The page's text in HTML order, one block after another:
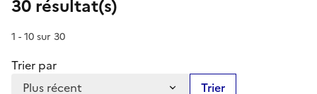
30 résultat(s)
1 - 10 sur 30
Trier par